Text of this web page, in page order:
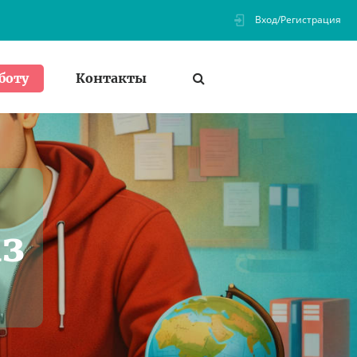
Вход/Регистрация
Контакты